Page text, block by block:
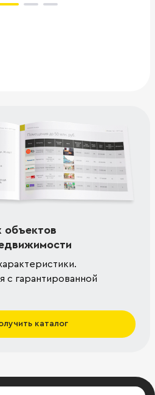
объектов
гарантированной
каталог